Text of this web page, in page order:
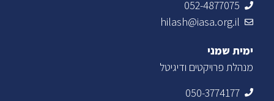
052-4877075
hilash@iasa.org.il
ימית שמני
מנהלת פרויקטים ודיגיטל
050-3774177